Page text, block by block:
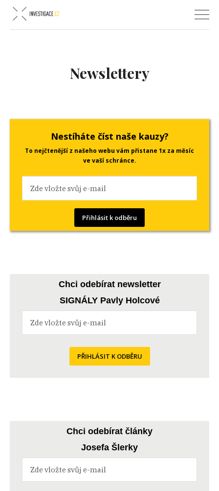
Newslettery
Nestíháte číst naše kauzy?
To nejčtenější z našeho webu vám přistane 1x za měsíc
ve vaší schránce.
Přihlásit k odběru
Chci odebírat newsletter
SIGNÁLY Pavly Holcové
PŘIHLÁSIT K ODBĚRU
Chci odebírat články
Josefa Šlerky